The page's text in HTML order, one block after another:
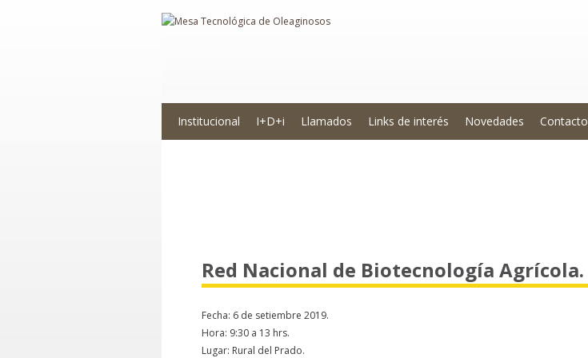
Institucional I+D+i Llamados Links de interés Novedades Contacto
Red Nacional de Biotecnología Agrícola.
Fecha: 6 de setiembre 2019.
Hora: 9:30 a 13 hrs.
Lugar: Rural del Prado.